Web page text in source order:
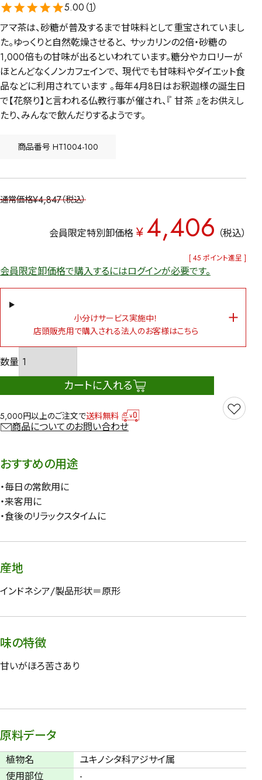
5.00（1）
アマ茶は、砂糖が普及するまで甘味料として重宝されていまし
た。ゆっくりと自然乾燥させると、 サッカリンの2倍・砂糖の
1,000倍もの甘味が出るといわれています。糖分やカロリーが
ほとんどなくノンカフェインで、 現代でも甘味料やダイエット食
品などに利用されています 。毎年4月8日はお釈迦様の誕生日
で【花祭り】と言われる仏教行事が催され、『 甘茶 』をお供えし
たり、みんなで飲んだりするようです。
商品番号 HT1004-100
通常価格¥4,847 税込
会員限定特別卸価格 ¥4,406 税込
[ 45 ポイント進呈 ]
会員限定卸価格で購入するにはログインが必要です。
小分けサービス実施中！
店頭販売用で購入される法人のお客様はこちら
カートに入れる
5,000円以上のご注文で送料無料
商品についてのお問い合わせ
おすすめの用途
・毎日の常飲用に
・来客用に
・食後のリラックスタイムに
産地
インドネシア/製品形状＝原形
味の特徴
甘いがほろ苦さあり
原料データ
植物名
ユキノシタ科アジサイ属
使用部位
-